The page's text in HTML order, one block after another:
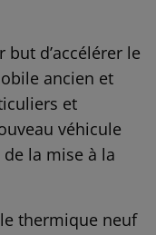
d’accélérer le
ancien et
et
véhicule
de la mise à la
thermique neuf